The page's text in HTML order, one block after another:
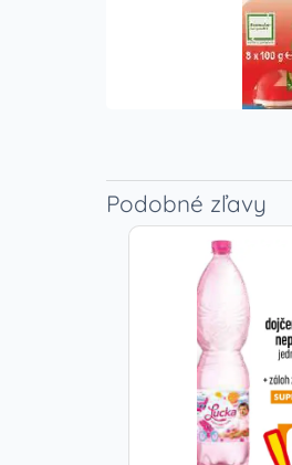
Podobné zľavy